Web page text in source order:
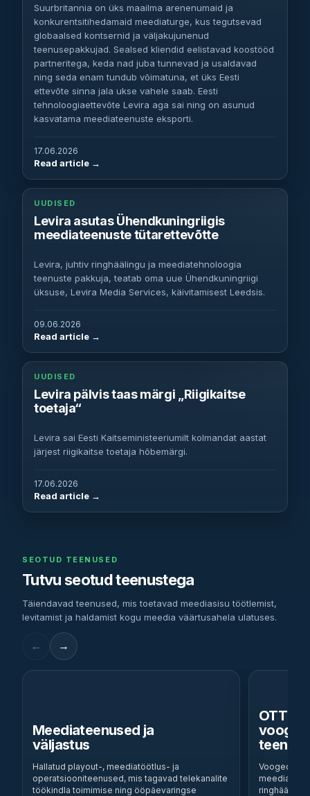
Suurbritannia on üks maailma arenenumaid ja
konkurentsitihedamaid meediaturge, kus tegutsevad
globaalsed kontsernid ja väljakujunenud
teenusepakkujad. Sealsed kliendid eelistavad koostööd
partneritega, keda nad juba tunnevad ja usaldavad
ning seda enam tundub võimatuna, et üks Eesti
ettevõte sinna jala ukse vahele saab. Eesti
tehnoloogiaettevõte Levira aga sai ning on asunud
kasvatama meediateenuste eksporti.
17.06.2026
Read article
UUDISED
Levira asutas Ühendkuningriigis
meediateenuste tütarettevõtte
Levira, juhtiv ringhäälingu ja meediatehnoloogia
teenuste pakkuja, teatab oma uue Ühendkuningriigi
üksuse, Levira Media Services, käivitamisest Leedsis.
09.06.2026
Read article
UUDISED
Levira pälvis taas märgi „Riigikaitse
toetaja“
Levira sai Eesti Kaitseministeeriumilt kolmandat aastat
järjest riigikaitse toetaja hõbemärgi.
17.06.2026
Read article
SEOTUD TEENUSED
Tutvu seotud teenustega
Täiendavad teenused, mis toetavad meediasisu töötlemist,
levitamist ja haldamist kogu meedia väärtusahela ulatuses.
← →
Meediateenused ja
väljastus
Hallatud playout-, meediatöötlus- ja
operatsiooniteenused, mis tagavad telekanalite
töökindla toimimise ning ööpäevaringse
OTT ja